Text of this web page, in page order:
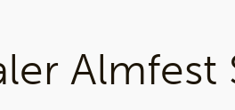
Almfest